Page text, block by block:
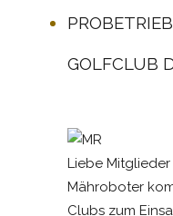
GOLFCLUB
Liebe
Mähroboter
Clubs zum